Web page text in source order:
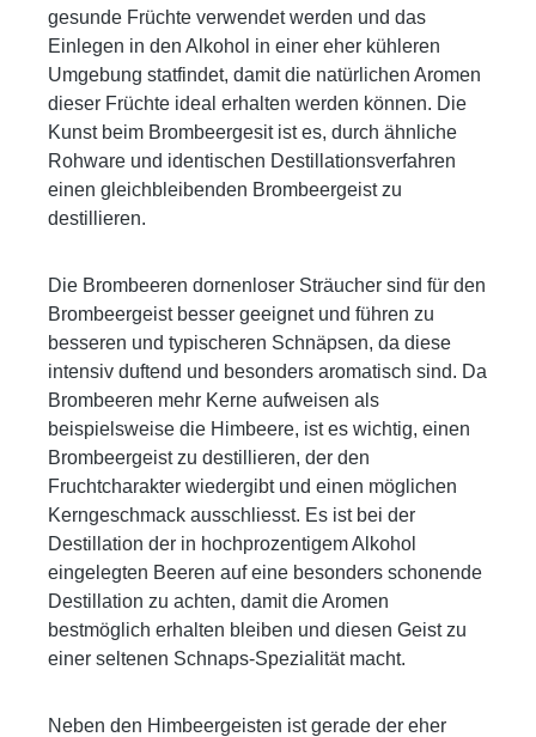
gesunde Früchte verwendet werden und das
Einlegen in den Alkohol in einer eher kühleren
Umgebung statfindet, damit die natürlichen Aromen
dieser Früchte ideal erhalten werden können. Die
Kunst beim Brombeergesit ist es, durch ähnliche
Rohware und identischen Destillationsverfahren
einen gleichbleibenden Brombeergeist zu
destillieren.
Die Brombeeren dornenloser Sträucher sind für den
Brombeergeist besser geeignet und führen zu
besseren und typischeren Schnäpsen, da diese
intensiv duftend und besonders aromatisch sind. Da
Brombeeren mehr Kerne aufweisen als
beispielsweise die Himbeere, ist es wichtig, einen
Brombeergeist zu destillieren, der den
Fruchtcharakter wiedergibt und einen möglichen
Kerngeschmack ausschliesst. Es ist bei der
Destillation der in hochprozentigem Alkohol
eingelegten Beeren auf eine besonders schonende
Destillation zu achten, damit die Aromen
bestmöglich erhalten bleiben und diesen Geist zu
einer seltenen Schnaps-Spezialität macht.
Neben den Himbeergeisten ist gerade der eher